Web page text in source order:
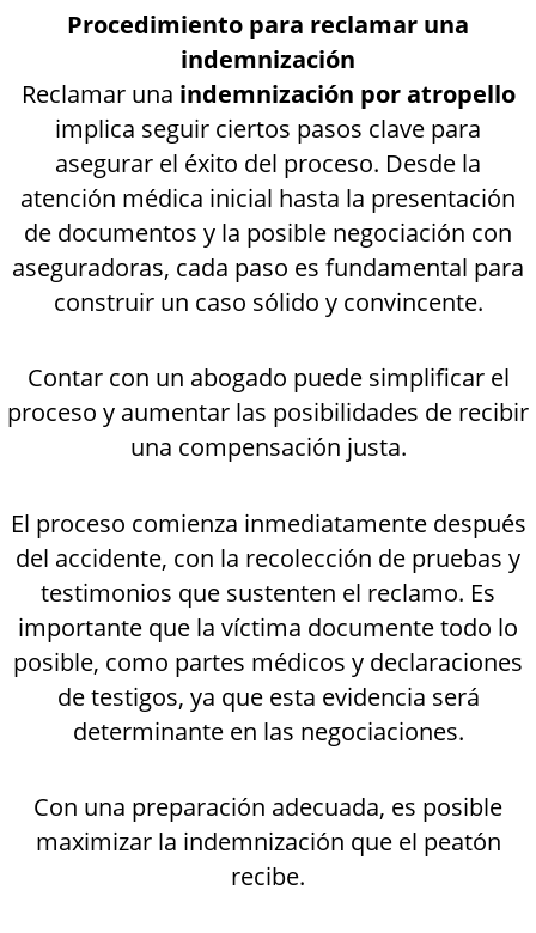
Procedimiento para reclamar una
indemnización
Reclamar una indemnización por atropello
implica seguir ciertos pasos clave para
asegurar el éxito del proceso. Desde la
atención médica inicial hasta la presentación
de documentos y la posible negociación con
aseguradoras, cada paso es fundamental para
construir un caso sólido y convincente.
Contar con un abogado puede simplificar el
proceso y aumentar las posibilidades de recibir
una compensación justa.
El proceso comienza inmediatamente después
del accidente, con la recolección de pruebas y
testimonios que sustenten el reclamo. Es
importante que la víctima documente todo lo
posible, como partes médicos y declaraciones
de testigos, ya que esta evidencia será
determinante en las negociaciones.
Con una preparación adecuada, es posible
maximizar la indemnización que el peatón
recibe.